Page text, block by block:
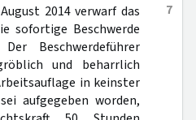
7
2014 verwarf das
sofortige Beschwerde
Beschwerdeführer
und beharrlich
in keinster
aufgegeben worden,